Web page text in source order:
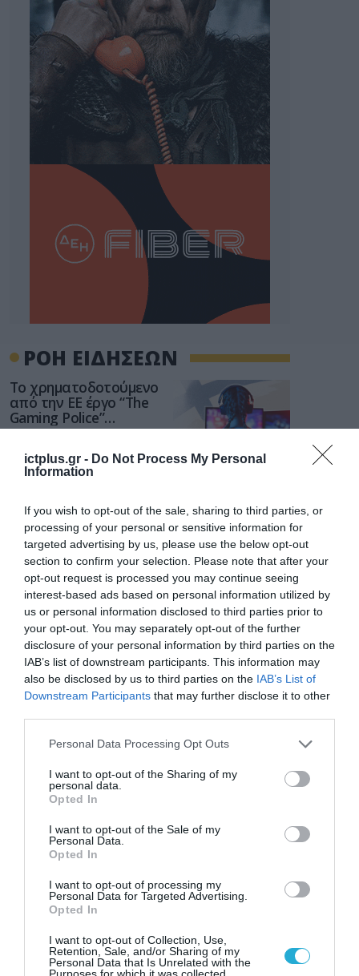
ictplus.gr - Do Not Process My Personal
Information
If you wish to opt-out of the sale, sharing to third parties, or
processing of your personal or sensitive information for
targeted advertising by us, please use the below opt-out
section to confirm your selection. Please note that after your
opt-out request is processed you may continue seeing
interest-based ads based on personal information utilized by
us or personal information disclosed to third parties prior to
your opt-out. You may separately opt-out of the further
disclosure of your personal information by third parties on the
IAB’s list of downstream participants. This information may
also be disclosed by us to third parties on the IAB’s List of
Downstream Participants that may further disclose it to other
Please note that this website/app uses one or more Google
not limited to your visit or usage behaviour. You may click to
grant or deny consent to Google and its third-party tags to
use your data for below specified purposes in below Google
consent section.
Personal Data Processing Opt Outs
I want to opt-out of the Sharing of my
personal data.
Opted In
I want to opt-out of the Sale of my
Personal Data.
Opted In
I want to opt-out of processing my
Personal Data for Targeted Advertising.
Opted In
I want to opt-out of Collection, Use,
Retention, Sale, and/or Sharing of my
Personal Data that Is Unrelated with the
Purposes for which it was collected.
ΡΟΗ ΕΙΔΗΣΕΩΝ
Το χρηματοδοτούμενο
από την ΕΕ έργο “The
Gaming Police”
ενισχύει την ασφάλεια
διαδίκτυο
ΑΑΔΕ: Διευκρινίσεις
παραβάσεις που
αφορούν τους ΦΗΜ
31.07.2026
Σ. Καλαφάτης: «Η
Τεχνητή Νοημοσύνη
δεν είναι απλώς μια
νέα τεχνολογία, είναι
μια νέα βιομηχανική
επανάσταση»
31.07.2026
Νέος οδηγός του ΕΚΤ
για τη χρηματοδότηση
των ελληνικών
χώρο της άμυνας
Η πιο ταξιδιάρικη
βαλίτσα του φετινού
καλοκαιριού έχει την
υπογραφή της Xiaomi
31.07.2026
ΟΛΗ Η ΡΟΗ ΕΙΔΗΣΕΩΝ